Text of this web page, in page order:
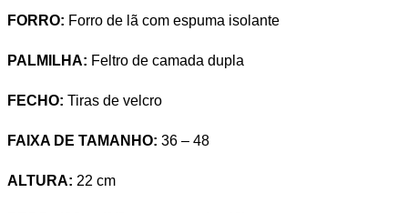
FORRO: Forro de lã com espuma isolante
PALMILHA: Feltro de camada dupla
FECHO: Tiras de velcro
FAIXA DE TAMANHO: 36 – 48
ALTURA: 22 cm